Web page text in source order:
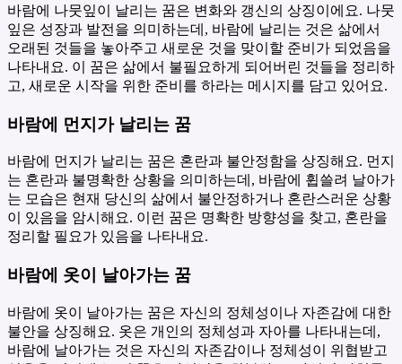
바람에 나뭇잎이 날리는 꿈은 변화와 갱신의 상징이에요. 나뭇
잎은 성장과 발전을 의미하는데, 바람에 날리는 것은 삶에서
오래된 것들을 놓아주고 새로운 것을 맞이할 준비가 되었음을
나타내요. 이 꿈은 삶에서 불필요하게 되어버린 것들을 정리하
고, 새로운 시작을 위한 준비를 하라는 메시지를 담고 있어요.
바람에 먼지가 날리는 꿈
바람에 먼지가 날리는 꿈은 혼란과 불안정함을 상징해요. 먼지
는 혼란과 불명확한 상황을 의미하는데, 바람에 휩쓸려 날아가
는 모습은 현재 당신의 삶에서 불안정하거나 혼란스러운 상황
이 있음을 암시해요. 이런 꿈은 명확한 방향성을 찾고, 혼란을
정리할 필요가 있음을 나타내요.
바람에 옷이 날아가는 꿈
바람에 옷이 날아가는 꿈은 자신의 정체성이나 자존감에 대한
불안을 상징해요. 옷은 개인의 정체성과 자아를 나타내는데,
바람에 날아가는 것은 자신의 자존감이나 정체성이 위협받고